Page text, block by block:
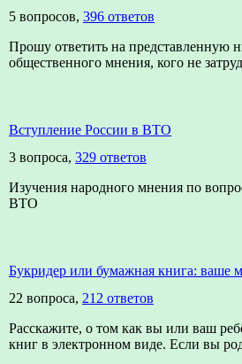
5 вопросов, 396 ответов
Прошу ответить на представленную
общественного мнения, кого не
Вступление России в ВТО
3 вопроса, 329 ответов
Изучения народного мнения по
ВТО
Букридер или бумажная книга: ваше
22 вопроса, 212 ответов
Расскажите, о том как вы или ваш
книг в электронном виде. Если вы